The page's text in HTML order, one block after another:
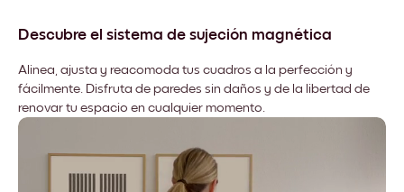
Descubre el sistema de sujeción magnética
Alinea, ajusta y reacomoda tus cuadros a la perfección y
fácilmente. Disfruta de paredes sin daños y de la libertad de
renovar tu espacio en cualquier momento.